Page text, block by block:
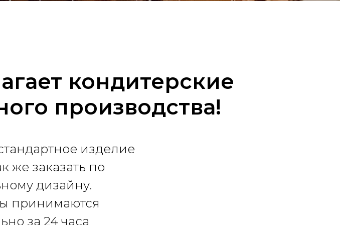
кондитерские
производства!
изделие
же заказать по
дизайну.
принимаются
за 24 часа